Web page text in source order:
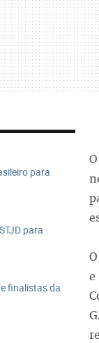
para
para
finalistas da
e